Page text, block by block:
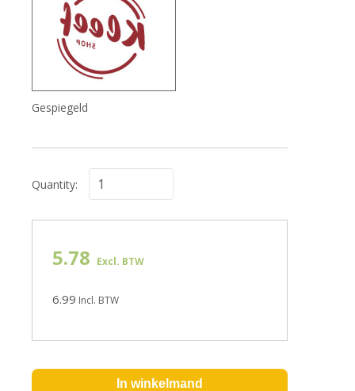
Gespiegeld
Quantity:
5.78 Excl. BTW
6.99 Incl. BTW
In winkelmand